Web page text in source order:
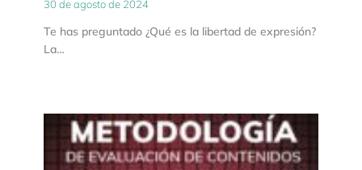
30 de agosto de 2024
Te has preguntado ¿Qué es la libertad de expresión?
La…